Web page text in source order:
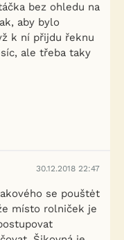
bez ohledu na
aby bylo
k ní přijdu řeknu
ale třeba taky
30.12.2018 22:47
se pouštėt
místo rolniček je